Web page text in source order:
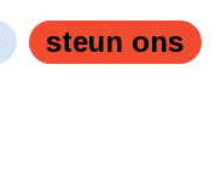
steun ons